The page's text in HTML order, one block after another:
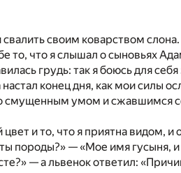
своим коварством
то, что я слышал о сыновьях
грудь: так я боюсь для себя
конец дня, как мои силы
смущенным умом и сжавшимся
и то, что я приятна видом, и
породы?» — «Мое имя гусыня,
— а львенок ответил: